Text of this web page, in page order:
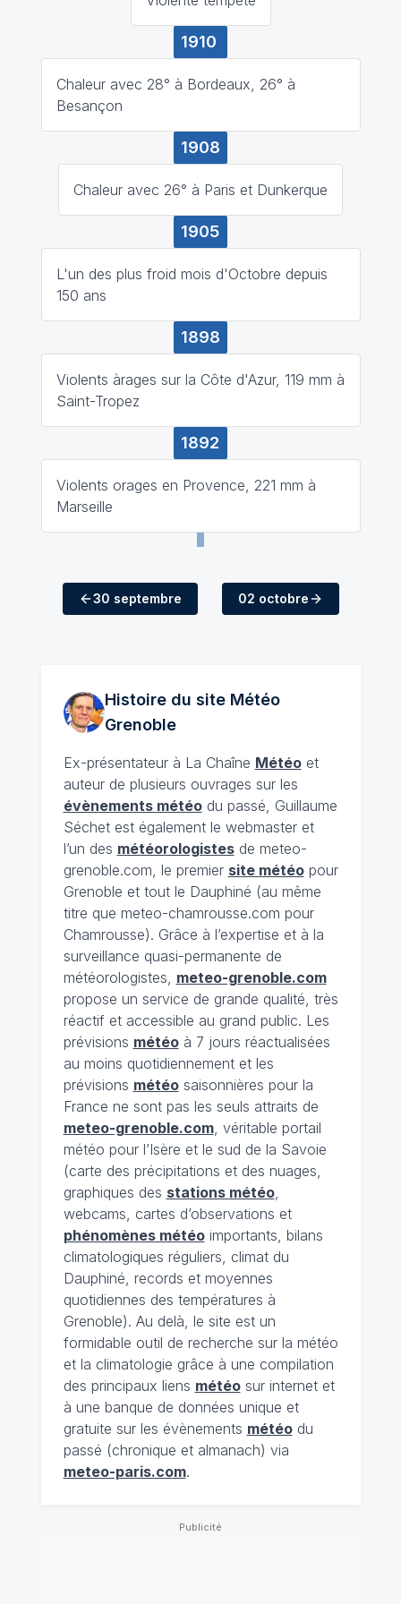
1910
Chaleur avec 28° à Bordeaux, 26° à
Besançon
1908
Chaleur avec 26° à Paris et Dunkerque
1905
L'un des plus froid mois d'Octobre depuis
150 ans
1898
Violents àrages sur la Côte d'Azur, 119 mm à
Saint-Tropez
1892
Violents orages en Provence, 221 mm à
Marseille
30 septembre 02 octobre
Histoire du site Météo
Grenoble
Ex-présentateur à La Chaîne Météoet
auteur de plusieurs ouvrages sur les
évènements météodu passé, Guillaume
Séchet est également le webmaster et
l’un des météorologistesde meteo-
grenoble.com, le premier site météopour
Grenoble et tout le Dauphiné (au même
titre que meteo-chamrousse.com pour
Chamrousse). Grâce à l’expertise et à la
surveillance quasi-permanente de
météorologistes, meteo-grenoble.com
propose un service de grande qualité, très
réactif et accessible au grand public. Les
prévisions météoà 7 jours réactualisées
au moins quotidiennement et les
prévisions météosaisonnières pour la
France ne sont pas les seuls attraits de
meteo-grenoble.com, véritable portail
météo pour l’Isère et le sud de la Savoie
(carte des précipitations et des nuages,
graphiques des stations météo,
webcams, cartes d’observations et
phénomènes météoimportants, bilans
climatologiques réguliers, climat du
Dauphiné, records et moyennes
quotidiennes des températures à
Grenoble). Au delà, le site est un
formidable outil de recherche sur la météo
et la climatologie grâce à une compilation
des principaux liens météosur internet et
à une banque de données unique et
gratuite sur les évènements météodu
passé (chronique et almanach) via
meteo-paris.com.